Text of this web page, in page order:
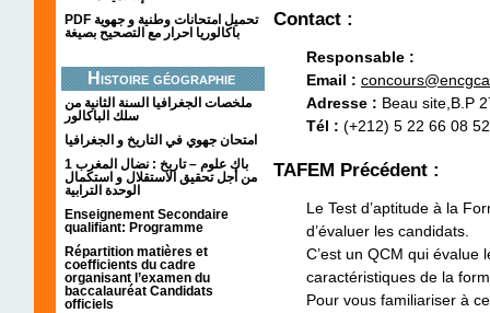
PDF تحميل امتحانات وطنية و جهوية
باكالوريا احرار مع التصحيح بصيغة
Histoire géographie
ملخصات الجغرافيا السنة الثانية من
سلك الباكالور
امتحان جهوي في التاريخ و الجغرافيا
1 باك علوم – تاريخ : نضال المغرب
من أجل تحقيق الاستقلال و استكمال
الوحدة الترابية
Enseignement Secondaire
qualifiant: Programme
Répartition matières et
coefficients du cadre
organisant l’examen du
baccalauréat Candidats
officiels
Contact :
Responsable :
Email :
Adresse : Beau site,B.P
Tél : (+212) 5 22 66 08 52
TAFEM Précédent :
Le Test d’aptitude à la
d’évaluer les candidats.
C’est un QCM qui évalue
caractéristiques de la
Pour vous familiariser à